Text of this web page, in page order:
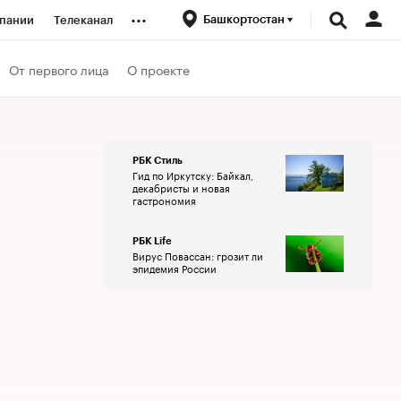
Телеканал ... Башкортостан
От первого лица О проекте
РБК Стиль
Гид по Иркутску: Байкал,
декабристы и новая
гастрономия
РБК Life
Вирус Повассан: грозит ли
эпидемия России